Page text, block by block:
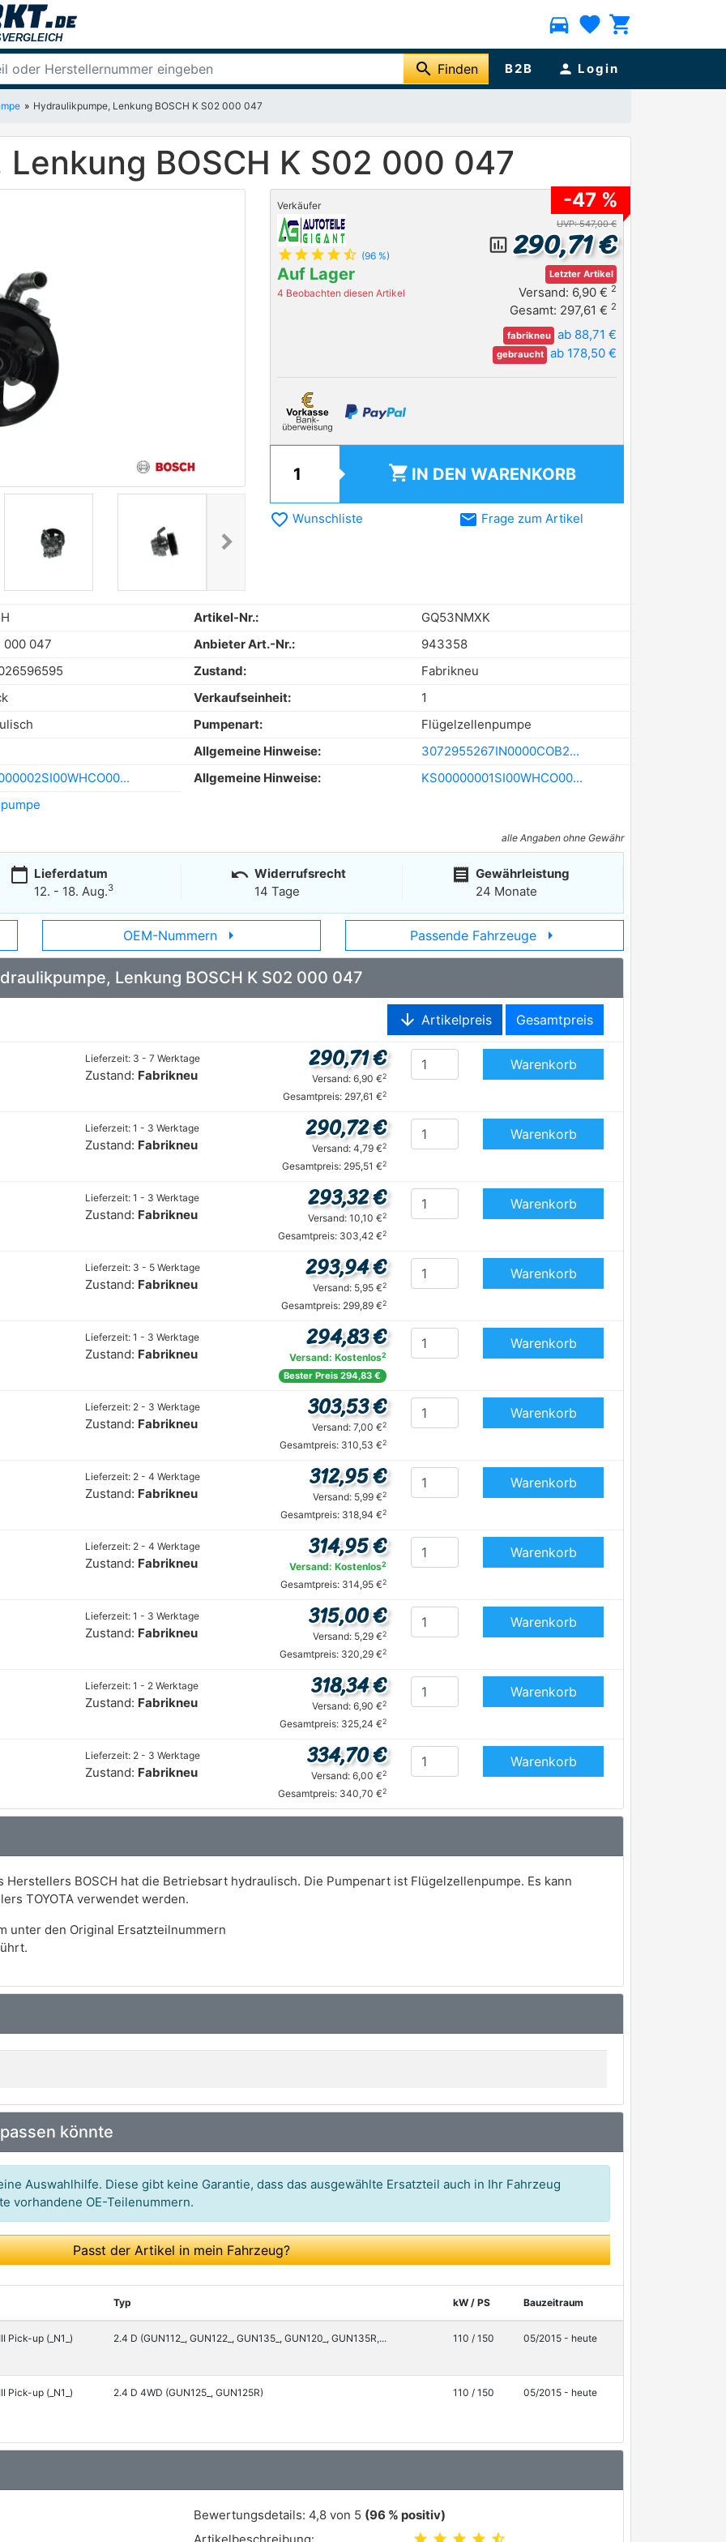
directions_car favorite shopping_cart
search Finden B2B person Login
Hydraulikpumpe, Lenkung BOSCH K S02 000 047
BOSCH K S02 000 047
chevron_right
Next
Verkäufer
star star star star star_half (96 %)
Auf Lager
4 Beobachten diesen Artikel
-47 %
UVP: 547,00 €
insert_chart_outlined 290,71 €
Letzter Artikel
Versand: 6,90 € 2
Gesamt: 297,61 € 2
fabrikneu ab 88,71 €
gebraucht ab 178,50 €
shopping_cart IN DEN WARENKORB
favorite_border Wunschliste email Frage zum Artikel
Artikel-Nr.:
GQ53NMXK
000 047 Anbieter Art.-Nr.:
943358
Zustand:
Fabrikneu
Verkaufseinheit:
1
Pumpenart:
Flügelzellenpumpe
Allgemeine Hinweise:
3072955267IN0000COB2...
Allgemeine Hinweise:
KS00000001SI00WHCO00...
alle Angaben ohne Gewähr
calendar_today Lieferdatum
12. - 18. Aug.3
undo Widerrufsrecht
14 Tage
receipt Gewährleistung
24 Monate
OEM-Nummern arrow_right Passende Fahrzeuge arrow_right
Lenkung BOSCH K S02 000 047
arrow_downward Artikelpreis Gesamtpreis
Lieferzeit: 3 - 7 Werktage
Zustand: Fabrikneu
290,71 €
Versand: 6,90 €2
Gesamtpreis: 297,61 €2
Warenkorb
Lieferzeit: 1 - 3 Werktage
Zustand: Fabrikneu
290,72 €
Versand: 4,79 €2
Gesamtpreis: 295,51 €2
Warenkorb
Lieferzeit: 1 - 3 Werktage
Zustand: Fabrikneu
293,32 €
Versand: 10,10 €2
Gesamtpreis: 303,42 €2
Warenkorb
Lieferzeit: 3 - 5 Werktage
Zustand: Fabrikneu
293,94 €
Versand: 5,95 €2
Gesamtpreis: 299,89 €2
Warenkorb
Lieferzeit: 1 - 3 Werktage
Zustand: Fabrikneu
294,83 €
Versand: Kostenlos2
Bester Preis 294,83 €
Warenkorb
Lieferzeit: 2 - 3 Werktage
Zustand: Fabrikneu
303,53 €
Versand: 7,00 €2
Gesamtpreis: 310,53 €2
Warenkorb
Lieferzeit: 2 - 4 Werktage
Zustand: Fabrikneu
312,95 €
Versand: 5,99 €2
Gesamtpreis: 318,94 €2
Warenkorb
Lieferzeit: 2 - 4 Werktage
Zustand: Fabrikneu
314,95 €
Versand: Kostenlos2
Gesamtpreis: 314,95 €2
Warenkorb
Lieferzeit: 1 - 3 Werktage
Zustand: Fabrikneu
315,00 €
Versand: 5,29 €2
Gesamtpreis: 320,29 €2
Warenkorb
Lieferzeit: 1 - 2 Werktage
Zustand: Fabrikneu
318,34 €
Versand: 6,90 €2
Gesamtpreis: 325,24 €2
Warenkorb
Lieferzeit: 2 - 3 Werktage
Zustand: Fabrikneu
334,70 €
Versand: 6,00 €2
Gesamtpreis: 340,70 €2
Warenkorb
Herstellers BOSCH hat die Betriebsart hydraulisch. Die Pumpenart ist Flügelzellenpumpe. Es kann
TOYOTA verwendet werden.
unter den Original Ersatzteilnummern
könnte
Auswahlhilfe. Diese gibt keine Garantie, dass das ausgewählte Ersatzteil auch in Ihr Fahrzeug
vorhandene OE-Teilenummern.
Passt der Artikel in mein Fahrzeug?
Typ kW / PS Bauzeitraum
Pick-up (_N1_) 2.4 D (GUN112_, GUN122_, GUN135_, GUN120_, GUN135R,... 110 / 150 05/2015 - heute
Pick-up (_N1_) 2.4 D 4WD (GUN125_, GUN125R) 110 / 150 05/2015 - heute
Bewertungsdetails: 4,8 von 5 (96 % positiv)
star star star star star_half